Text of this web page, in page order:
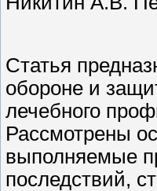
Статья
обороне и
лечебного
Рассмотрены
выполняемые
последствий,